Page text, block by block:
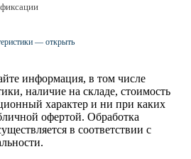
— открыть
информация, в том числе
наличие на складе, стоимость
характер и ни при каких
офертой. Обработка
в соответствии с